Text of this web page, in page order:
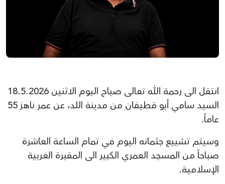
انتقل الى رحمة الله تعالى صباح اليوم الاثنين 18.5.2026
السيد سامي أبو قطيفان من مدينة اللد، عن عمر ناهز 55
عاماً.
وسيتم تشييع جثمانه اليوم في تمام الساعة العاشرة
صباحاً من المسجد العمري الكبير الى المقبرة الغربية
الإسلامية.